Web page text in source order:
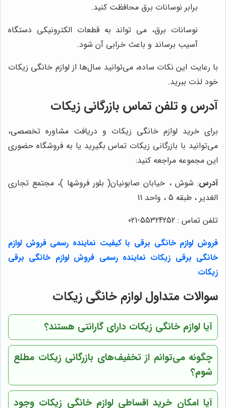
برابر نوسانات برق محافظت کنید.
نوسانات برق، می تواند به قطعات الکترونیکی دستگاه
آسیب برساند و باعث خرابی آن شود.
با رعایت این نکات ساده، می‌توانید سال‌ها از لوازم خانگی زیکات
خود لذت ببرید.
آدرس و تلفن تماس بازرگانی زیکات
برای خرید لوازم خانگی زیکات و دریافت مشاوره تخصصی،
می‌توانید با بازرگانی زیکات تماس بگیرید یا به فروشگاه حضوری
این مجموعه مراجعه کنید:
آدرس: شوش ، خیابان صابونیان( بلور فروشها )، مجتمع تجاری
الغدیر ، طبقه 5 ، واحد 11
تلفن تماس : 55324252-021
فروش لوازم خانگی برقی با کیفیت نماینده رسمی فروش لوازم
خانگی برقی زیکات نماینده رسمی فروش لوازم خانگی برقی
زیکات
سوالات متداول لوازم خانگی زیکات
آیا لوازم خانگی زیکات دارای گارانتی هستند؟
چگونه می‌توانم از تخفیف‌های بازرگانی زیکات مطلع
شوم؟
آیا امکان خرید اقساطی لوازم خانگی زیکات وجود